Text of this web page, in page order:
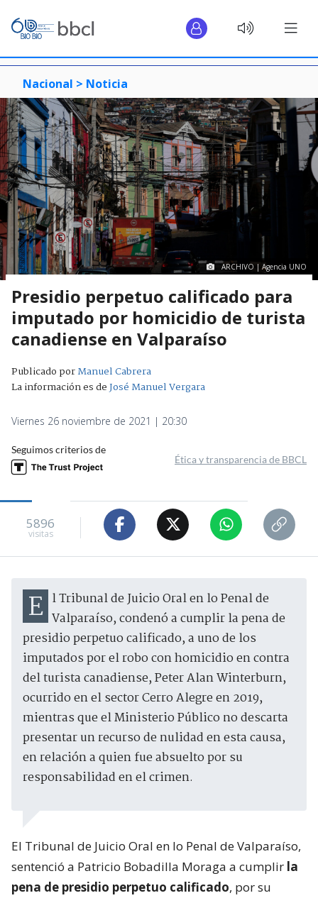
Nacional > Noticia
ARCHIVO | Agencia UNO
Presidio perpetuo calificado para
imputado por homicidio de turista
canadiense en Valparaíso
Publicado porManuel Cabrera
La información es deJosé Manuel Vergara
Viernes 26 noviembre de 2021 | 20:30
Seguimos criterios de
Ética y transparencia de BBCL
5896
visitas
El Tribunal de Juicio Oral en lo Penal de Valparaíso, condenó a cumplir la pena de
presidio perpetuo calificado, a uno de los
imputados por el robo con homicidio en contra
del turista canadiense, Peter Alan Winterburn,
ocurrido en el sector Cerro Alegre en 2019,
mientras que el Ministerio Público no descarta
presentar un recurso de nulidad en esta causa,
en relación a quien fue absuelto por su
responsabilidad en el crimen.
El Tribunal de Juicio Oral en lo Penal de Valparaíso,
sentenció a Patricio Bobadilla Moraga a cumplir la
pena de presidio perpetuo calificado, por su